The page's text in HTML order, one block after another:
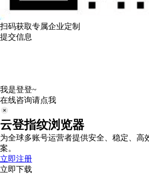
扫码获取专属企业定制
提交信息
我是登登~
在线咨询请点我
云登指纹浏览器
为全球多账号运营者提供安全、稳定、高
案。
立即注册
立即下载